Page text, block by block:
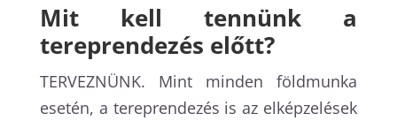
Mit kell tennünk a
tereprendezés előtt?
TERVEZNÜNK. Mint minden földmunka
esetén, a tereprendezés is az elképzelések